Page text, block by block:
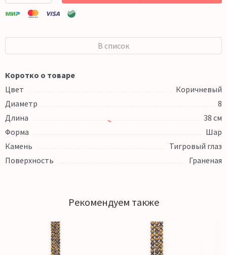
В список
Коротко о товаре
Цвет
Коричневый
Диаметр
8
Длина
38 см
Форма
Шар
Камень
Тигровый глаз
Поверхность
Граненая
Рекомендуем также